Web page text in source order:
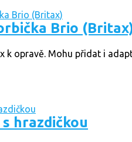
Brio
k opravě. Mohu přidat i
hrazdičkou